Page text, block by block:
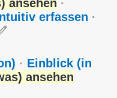
ansehen ·
erfassen ·
· Einblick (in
ansehen